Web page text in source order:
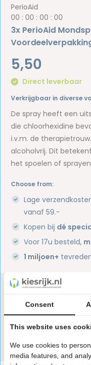
PerioAid
00 :00 :00 :00
3x PerioAid
5,50
Direct leverbaar
Verkrijgbaar in diverse
De spray heeft een
die chloorhexidine
i.v.m. de
alcoholvrij. Dit
het spoelen of
Choose from:
Lage
vanaf 59.-
Kopen bij dé
Voor 17u besteld,
1 miljoen+
Heb je een
Onze specialisten
in de
Consent
This website uses
We use cookies to
media features, and